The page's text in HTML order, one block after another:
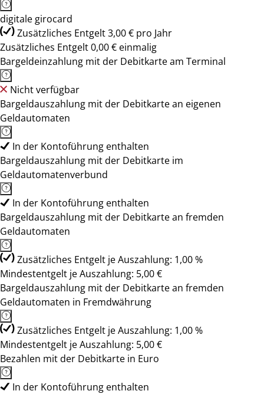
digitale girocard
Zusätzliches Entgelt 3,00 € pro Jahr
Zusätzliches Entgelt 0,00 € einmalig
Bargeldeinzahlung mit der Debitkarte am Terminal
Nicht verfügbar
Bargeldauszahlung mit der Debitkarte an eigenen
Geldautomaten
In der Kontoführung enthalten
Bargeldauszahlung mit der Debitkarte im
Geldautomatenverbund
In der Kontoführung enthalten
Bargeldauszahlung mit der Debitkarte an fremden
Geldautomaten
Zusätzliches Entgelt je Auszahlung: 1,00 %
Mindestentgelt je Auszahlung: 5,00 €
Bargeldauszahlung mit der Debitkarte an fremden
Geldautomaten in Fremdwährung
Zusätzliches Entgelt je Auszahlung: 1,00 %
Mindestentgelt je Auszahlung: 5,00 €
Bezahlen mit der Debitkarte in Euro
In der Kontoführung enthalten